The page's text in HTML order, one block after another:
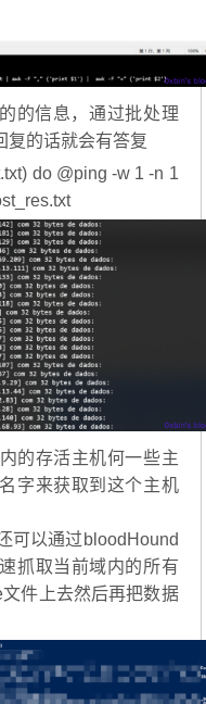
的信息，通过批处理
复的话就会有答复
do @ping -w 1 -n 1
的存活主机何一些主
字来获取到这个主机
可以通过bloodHound
抓取当前域内的所有
件上去然后再把数据